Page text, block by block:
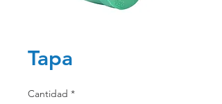
Tapa
Cantidad *